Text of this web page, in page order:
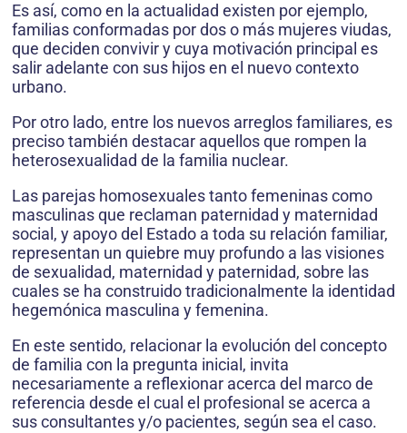
Es así, como en la actualidad existen por ejemplo,
familias conformadas por dos o más mujeres viudas,
que deciden convivir y cuya motivación principal es
salir adelante con sus hijos en el nuevo contexto
urbano.
Por otro lado, entre los nuevos arreglos familiares, es
preciso también destacar aquellos que rompen la
heterosexualidad de la familia nuclear.
Las parejas homosexuales tanto femeninas como
masculinas que reclaman paternidad y maternidad
social, y apoyo del Estado a toda su relación familiar,
representan un quiebre muy profundo a las visiones
de sexualidad, maternidad y paternidad, sobre las
cuales se ha construido tradicionalmente la identidad
hegemónica masculina y femenina.
En este sentido, relacionar la evolución del concepto
de familia con la pregunta inicial, invita
necesariamente a reflexionar acerca del marco de
referencia desde el cual el profesional se acerca a
sus consultantes y/o pacientes, según sea el caso.